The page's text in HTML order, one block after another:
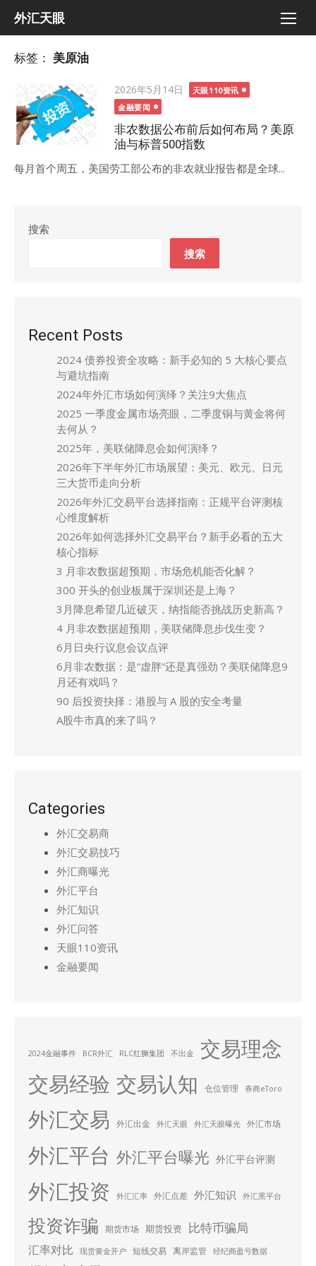
Skip
外汇天眼
标签： 美原油
Posted
on
2026年5月14日
天眼110资讯
金融要闻
非农数据公布前后如何布局？美原
油与标普500指数
每月首个周五，美国劳工部公布的非农就业报告都是全球...
搜索
搜索
Recent Posts
2024 债券投资全攻略：新手必知的 5 大核心要点
与避坑指南
2024年外汇市场如何演绎？关注9大焦点
2025 一季度金属市场亮眼，二季度铜与黄金将何
去何从？
2025年，美联储降息会如何演绎？
2026年下半年外汇市场展望：美元、欧元、日元
三大货币走向分析
2026年外汇交易平台选择指南：正规平台评测核
心维度解析
2026年如何选择外汇交易平台？新手必看的五大
核心指标
3 月非农数据超预期，市场危机能否化解？
300 开头的创业板属于深圳还是上海？
3月降息希望几近破灭，纳指能否挑战历史新高？
4 月非农数据超预期，美联储降息步伐生变？
6月日央行议息会议点评
6月非农数据：是“虚胖”还是真强劲？美联储降息9
月还有戏吗？
90 后投资抉择：港股与 A 股的安全考量
A股牛市真的来了吗？
Categories
外汇交易商
外汇交易技巧
外汇商曝光
外汇平台
外汇知识
外汇问答
天眼110资讯
金融要闻
2024金融事件 BCR外汇 RLC红狮集团 不出金
交易理念
交易经验 交易认知 仓位管理 券商eToro
外汇交易 外汇出金 外汇天眼 外汇天眼曝光 外汇市场
外汇平台 外汇平台曝光 外汇平台评测
外汇投资 外汇汇率 外汇点差 外汇知识 外汇黑平台
投资诈骗 期货市场 期货投资 比特币骗局
汇率对比 现货黄金开户 短线交易 离岸监管 经纪商盈亏数据